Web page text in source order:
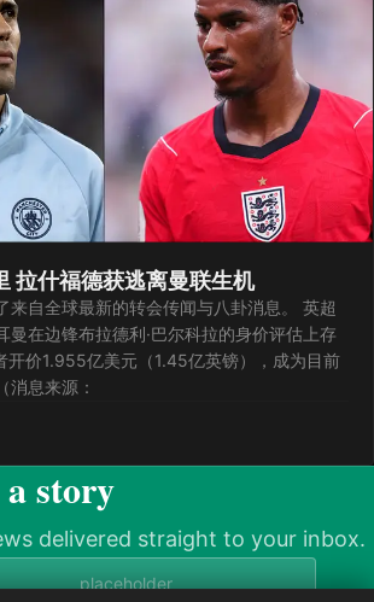
拉什福德获逃离曼联生机
来自全球最新的转会传闻与八卦消息。 英超
曼在边锋布拉德利·巴尔科拉的身价评估上存
开价1.955亿美元（1.45亿英镑），成为目前
消息来源：
story
delivered straight to your inbox.